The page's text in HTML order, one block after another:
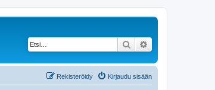
Etsi
Kirjaudu sisään
Rekisteröidy